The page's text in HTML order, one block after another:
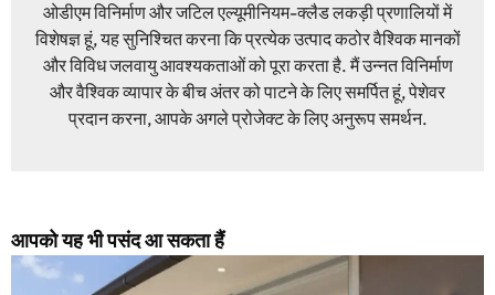
ओडीएम विनिर्माण और जटिल एल्यूमीनियम-क्लैड लकड़ी प्रणालियों में
विशेषज्ञ हूं, यह सुनिश्चित करना कि प्रत्येक उत्पाद कठोर वैश्विक मानकों
और विविध जलवायु आवश्यकताओं को पूरा करता है. मैं उन्नत विनिर्माण
और वैश्विक व्यापार के बीच अंतर को पाटने के लिए समर्पित हूं, पेशेवर
प्रदान करना, आपके अगले प्रोजेक्ट के लिए अनुरूप समर्थन.
आपको यह भी पसंद आ सकता हैं